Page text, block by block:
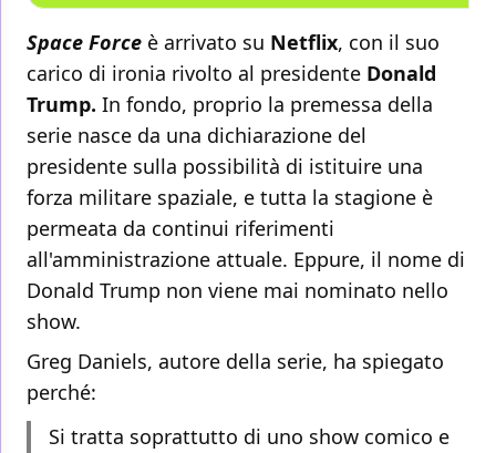
Space Force è arrivato su Netflix, con il suo
carico di ironia rivolto al presidente Donald
Trump. In fondo, proprio la premessa della
serie nasce da una dichiarazione del
presidente sulla possibilità di istituire una
forza militare spaziale, e tutta la stagione è
permeata da continui riferimenti
all'amministrazione attuale. Eppure, il nome di
Donald Trump non viene mai nominato nello
show.
Greg Daniels, autore della serie, ha spiegato
perché:
Si tratta soprattutto di uno show comico e